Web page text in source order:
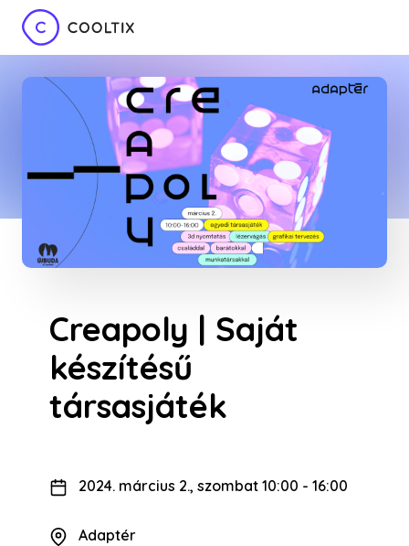
Creapoly | Saját
készítésű
társasjáték
2024. március 2., szombat 10:00 - 16:00
Adaptér